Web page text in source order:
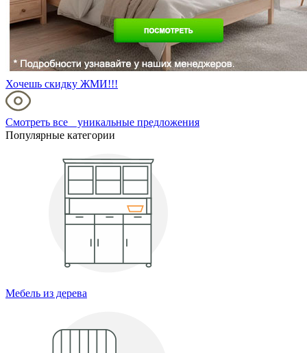
Хочешь скидку ЖМИ!!!
Смотреть все уникальные предложения
Популярные категории
Мебель из дерева